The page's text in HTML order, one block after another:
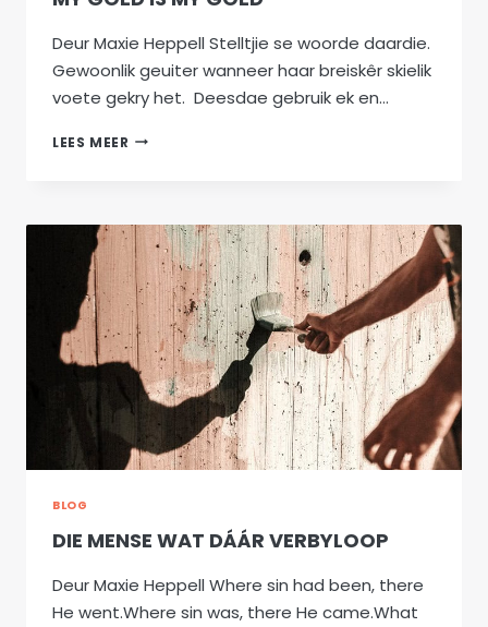
Deur Maxie Heppell Stelltjie se woorde daardie.
Gewoonlik geuiter wanneer haar breiskêr skielik
voete gekry het. Deesdae gebruik ek en…
LEES MEER MY
GOED
BLOG
DIE MENSE WAT DÁÁR VERBYLOOP
Deur Maxie Heppell Where sin had been, there
He went.Where sin was, there He came.What